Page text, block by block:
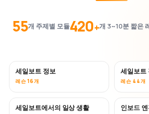
55개 주제별 모듈420+개 3~10분 짧은
세일보트 정보
레슨 16개
세일보트
레슨 44개
세일보트에서의 일상 생활 인보드